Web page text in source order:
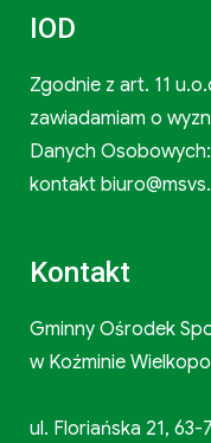
IOD
Zgodnie z art. 11
zawiadamiam o
Danych
kontakt
Kontakt
Gminny Ośrodek
w Koźminie
ul. Floriańska 21,